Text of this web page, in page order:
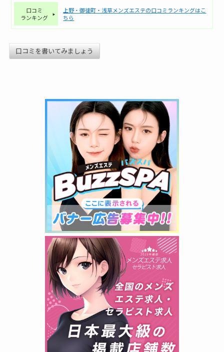
口コミ
ランキング
上野・御徒町・浅草メンズエステの口コミランキングはこ
ちら
口コミを書いてみましょう